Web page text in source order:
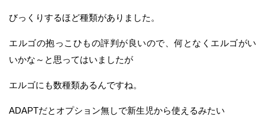
びっくりするほど種類がありました。
エルゴの抱っこひもの評判が良いので、何となくエルゴがい
いかな～と思ってはいましたが
エルゴにも数種類あるんですね。
ADAPTだとオプション無しで新生児から使えるみたい